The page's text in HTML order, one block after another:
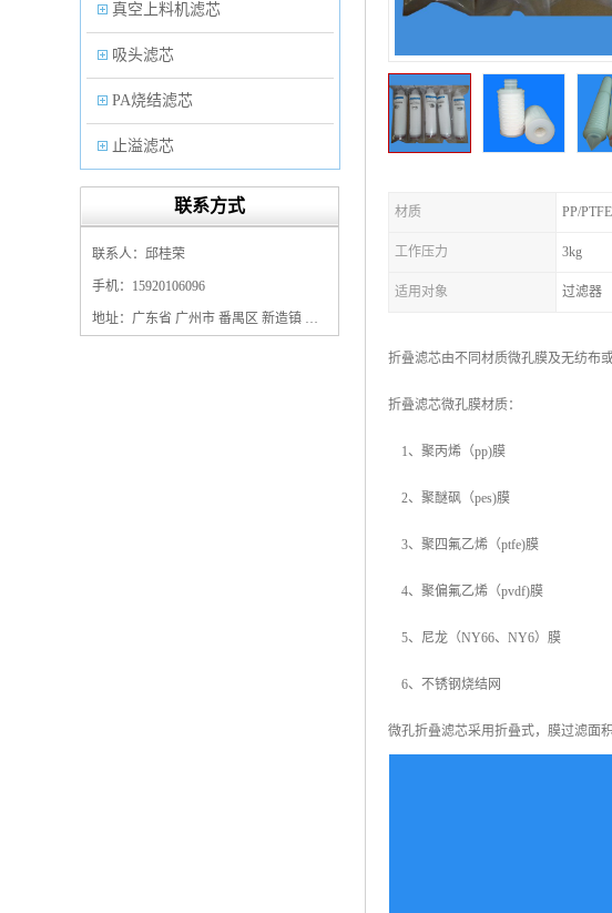
真空上料机滤芯
吸头滤芯
PA烧结滤芯
止溢滤芯
PP塑料过滤器
保安过滤器滤芯
联系方式
联系人：邱桂荣
手机：15920106096
地址：广东省 广州市 番禺区 新造镇 新造镇石角咀街4号三楼之一
材质 PP/
工作压力 3kg
适用对象 过滤器
折叠滤芯由不同材质微孔膜及无纺
折叠滤芯微孔膜材质：
1、聚丙烯（pp)膜
2、聚醚砜（pes)膜
3、聚四氟乙烯（ptfe)膜
4、聚偏氟乙烯（pvdf)膜
5、尼龙（NY66、NY6）膜
6、不锈钢烧结网
微孔折叠滤芯采用折叠式，膜过滤面